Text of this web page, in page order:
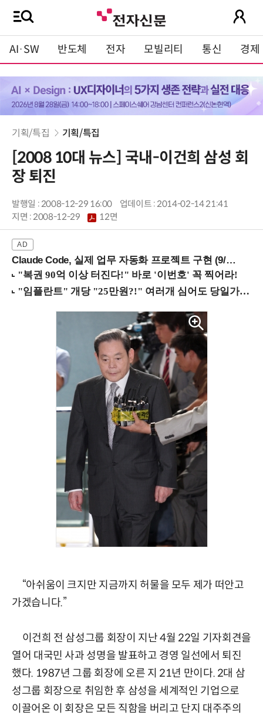
AI·SW 반도체 전자 모빌리티 통신 경제
기획/특집 기획/특집
[2008 10대 뉴스] 국내-이건희 삼성 회
장 퇴진
발행일 : 2008-12-29 16:00
업데이트 : 2014-02-14 21:41
지면 :2008-12-29 12면
Claude Code, 실제 업무 자동화 프로젝트 구현 (9/16 ~17 강남역)
“아쉬움이 크지만 지금까지 허물을 모두 제가 떠안고
가겠습니다.”
이건희 전 삼성그룹 회장이 지난 4월 22일 기자회견을
열어 대국민 사과 성명을 발표하고 경영 일선에서 퇴진
했다. 1987년 그룹 회장에 오른 지 21년 만이다. 2대 삼
성그룹 회장으로 취임한 후 삼성을 세계적인 기업으로
이끌어온 이 회장은 모든 직함을 버리고 단지 대주주의